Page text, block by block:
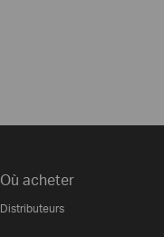
Où acheter
Distributeurs